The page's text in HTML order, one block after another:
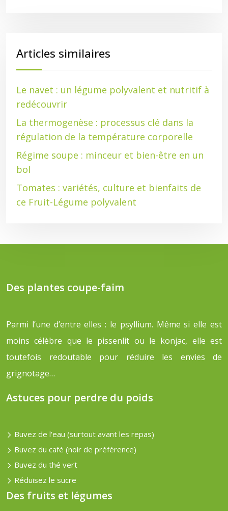
Articles similaires
Le navet : un légume polyvalent et nutritif à
redécouvrir
La thermogenèse : processus clé dans la
régulation de la température corporelle
Régime soupe : minceur et bien-être en un
bol
Tomates : variétés, culture et bienfaits de
ce Fruit-Légume polyvalent
Des plantes coupe-faim
Parmi l’une d’entre elles : le psyllium. Même si elle est
moins célèbre que le pissenlit ou le konjac, elle est
toutefois redoutable pour réduire les envies de
grignotage…
Astuces pour perdre du poids
Buvez de l'eau (surtout avant les repas)
Buvez du café (noir de préférence)
Buvez du thé vert
Réduisez le sucre
Des fruits et légumes